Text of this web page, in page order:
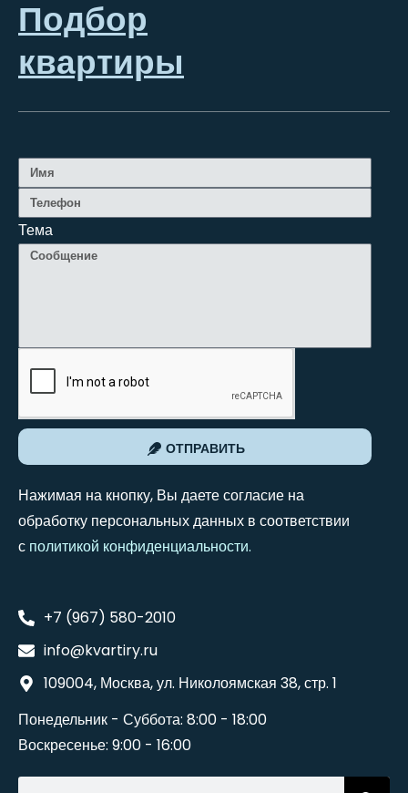
Подбор
квартиры
Тема
ОТПРАВИТЬ
Нажимая на кнопку, Вы даете согласие на
обработку персональных данных в соответствии
с политикой конфиденциальности.
+7 (967) 580-2010
info@kvartiry.ru
109004, Москва, ул. Николоямская 38, стр. 1
Понедельник - Суббота: 8:00 - 18:00
Воскресенье: 9:00 - 16:00